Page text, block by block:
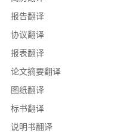
报告翻译
协议翻译
报表翻译
论文摘要翻译
图纸翻译
标书翻译
说明书翻译